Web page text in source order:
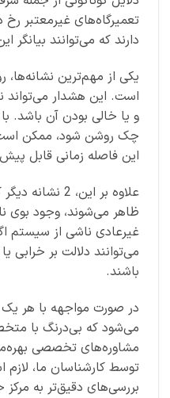
تعمیرگاه‌های غیرمعتبر
دارند که می‌توانند بیانگر
یکی از مهم‌ترین
است. این هشدار می‌تواند
و یا خالی بودن آن باشد.
چک روشن شود، ممکن
این فاصله زمانی قابل
علاوه بر این،
ظاهر می‌شوند، وجود بوی
غیرعادی ناشی از سیستم
می‌توانند دلالت بر خرابی
باشند.
در صورت مواجهه با هر یک
می‌شود که بی‌درنگ با
مشاوره‌های تخصصی
توسط کارشناسان ما،
بررسی‌های دقیق‌تر به